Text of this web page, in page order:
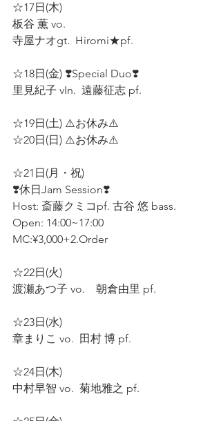
☆17日(木)
板谷 薫 vo.
寺屋ナオgt.  Hiromi★pf.
☆18日(金) ❣️Special Duo❣️
里見紀子 vIn.  遠藤征志 pf.
☆19日(土) ⚠️お休み⚠️
☆20日(日) ⚠️お休み⚠️
☆21日(月・祝)
❣️休日Jam Session❣️
Host: 斎藤クミコpf. 古谷 悠 bass.
Open: 14:00~17:00
MC:¥3,000+2.Order
☆22日(火)
渡瀬あつ子 vo.    朝倉由里 pf.
☆23日(水)
章まりこ vo.  田村 博 pf.
☆24日(木)
中村早智 vo.  菊地雅之 pf.